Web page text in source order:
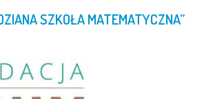
SZKOŁAMATEMATYCZNA”